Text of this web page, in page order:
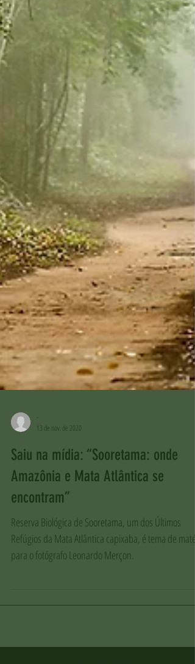
13 de nov. de 2020
Saiu na mídia: “Sooretama: onde
Amazônia e Mata Atlântica se
encontram”
Reserva Biológica de Sooretama, um dos Últimos
Refúgios da Mata Atlântica capixaba, é tema de